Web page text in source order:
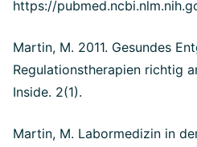
https://
Martin, M. 2011. Gesundes
Regulationstherapien richtig
Inside. 2(1).
Martin, M. Labormedizin in